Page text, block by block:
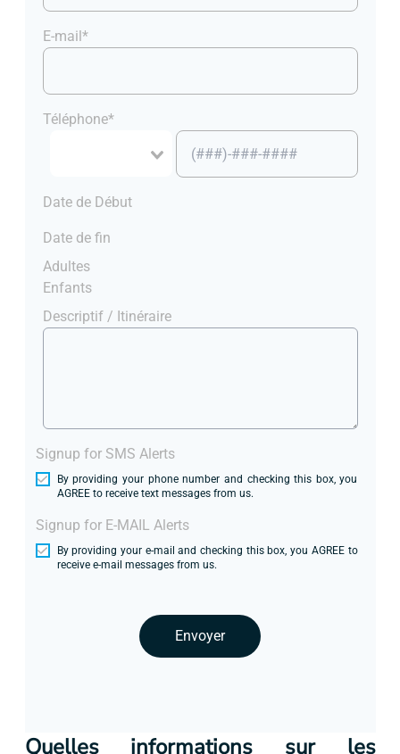
E-mail*
Téléphone*
Date de Début
Date de fin
Adultes
Enfants
Descriptif / Itinéraire
Signup for SMS Alerts
By providing your phone number and checking this box, you
AGREE to receive text messages from us.
Signup for E-MAIL Alerts
By providing your e-mail and checking this box, you AGREE to
receive e-mail messages from us.
Envoyer
Quelles informations sur les